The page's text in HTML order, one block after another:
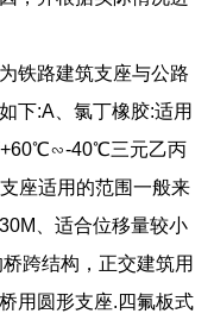
铁路建筑支座与公路
下:A、氯丁橡胶:适用
40℃三元乙丙
座适用的范围一般来
、适合位移量较小
跨结构，正交建筑用
用圆形支座.四氟板式